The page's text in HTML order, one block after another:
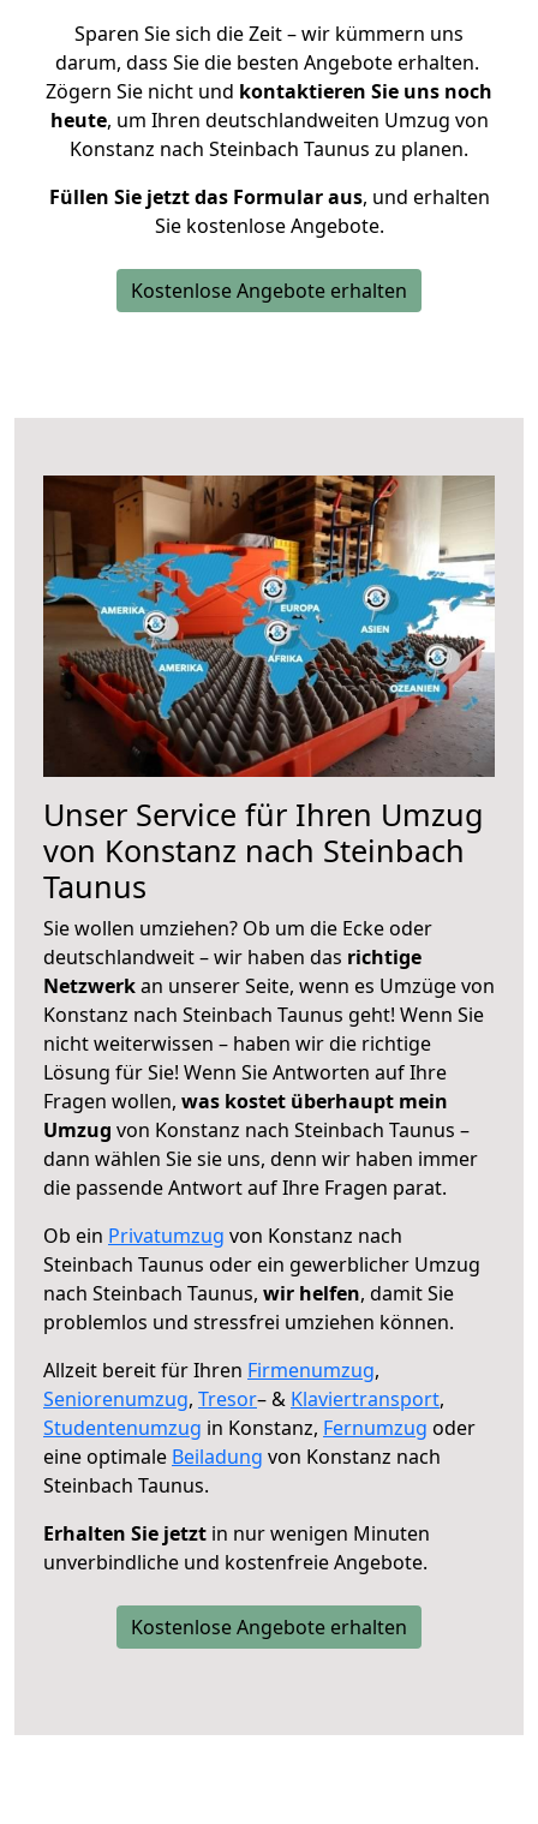
Sparen Sie sich die Zeit – wir kümmern uns
darum, dass Sie die besten Angebote erhalten.
Zögern Sie nicht und kontaktieren Sie uns noch
heute, um Ihren deutschlandweiten Umzug von
Konstanz nach Steinbach Taunus zu planen.
Füllen Sie jetzt das Formular aus, und erhalten
Sie kostenlose Angebote.
Kostenlose Angebote erhalten
Unser Service für Ihren Umzug
von Konstanz nach Steinbach
Taunus
Sie wollen umziehen? Ob um die Ecke oder
deutschlandweit – wir haben das richtige
Netzwerkan unserer Seite, wenn es Umzüge von
Konstanz nach Steinbach Taunus geht! Wenn Sie
nicht weiterwissen – haben wir die richtige
Lösung für Sie! Wenn Sie Antworten auf Ihre
Fragen wollen, was kostet überhaupt mein
Umzug von Konstanz nach Steinbach Taunus –
dann wählen Sie sie uns, denn wir haben immer
die passende Antwort auf Ihre Fragen parat.
Ob ein Privatumzug von Konstanz nach
Steinbach Taunus oder ein gewerblicher Umzug
nach Steinbach Taunus, wir helfen, damit Sie
problemlos und stressfrei umziehen können.
Allzeit bereit für Ihren Firmenumzug,
Seniorenumzug, Tresor– & Klaviertransport,
Studentenumzug in Konstanz, Fernumzug oder
eine optimale Beiladung von Konstanz nach
Steinbach Taunus.
Erhalten Sie jetzt in nur wenigen Minuten
unverbindliche und kostenfreie Angebote.
Kostenlose Angebote erhalten